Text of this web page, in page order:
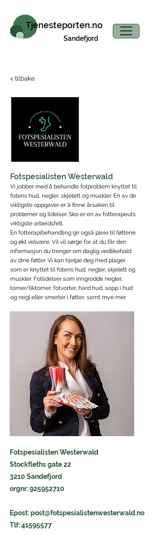
Sandefjord
Tjenesteporten.no
< tilbake
Fotspesialisten Westerwald
Vi jobber med å behandle fotproblem knyttet til
fotens hud, negler, skjelett og muskler. En av de
viktigste oppgaver er å finne årsaken til
problemer og lidelser. Sko er en av fotterapeuts
viktigste arbeidsfelt.
En fotterapibehandling gir også pleie til føttene
og økt velvære. Vil vil sørge for at du får den
informasjon du trenger om daglig vedlikehold
av dine føtter. Vi kan hjelpe deg med plager
som er knyttet til fotens hud, negler, skjelett og
muskler. Fotlidelser som inngrodde negler,
torner/liktorner, fotvorter, hard hud, sopp i hud
og negl eller smerter i føtter, samt mye mer.
Fotspesialisten Westerwald
Stockfleths gate 22
3210 Sandefjord
orgnr:925952710
Epost:post@fotspesialistenwesterwald.no
Tlf:41595577